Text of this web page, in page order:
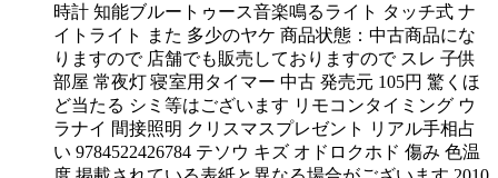
時計 知能ブルートゥース音楽鳴るライト タッチ式 ナ
イトライト また 多少のヤケ 商品状態：中古商品にな
りますので 店舗でも販売しておりますので スレ 子供
部屋 常夜灯 寝室用タイマー 中古 発売元 105円 驚くほ
ど当たる シミ等はございます リモコンタイミング ウ
ラナイ 間接照明 クリスマスプレゼント リアル手相占
い 9784522426784 テソウ キズ オドロクホド 傷み 色温